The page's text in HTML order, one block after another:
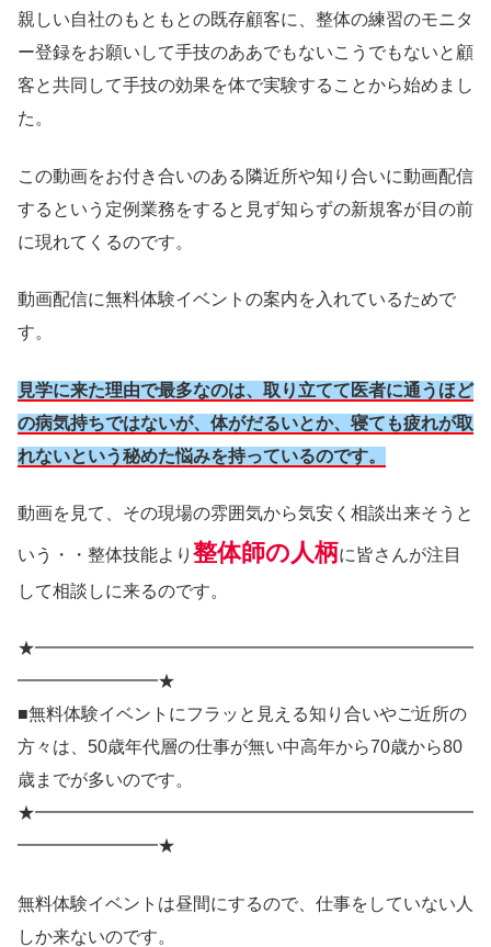
親しい自社のもともとの既存顧客に、整体の練習のモニタ
ー登録をお願いして手技のああでもないこうでもないと顧
客と共同して手技の効果を体で実験することから始めまし
た。
この動画をお付き合いのある隣近所や知り合いに動画配信
するという定例業務をすると見ず知らずの新規客が目の前
に現れてくるのです。
動画配信に無料体験イベントの案内を入れているためで
す。
見学に来た理由で最多なのは、取り立てて医者に通うほど
の病気持ちではないが、体がだるいとか、寝ても疲れが取
れないという秘めた悩みを持っているのです。
動画を見て、その現場の雰囲気から気安く相談出来そうと
いう・・整体技能より 整体師の人柄に皆さんが注目
して相談しに来るのです。
★━━━━━━━━━━━━━━━━━━━━━━━━━
━━━━━━━━★
■無料体験イベントにフラッと見える知り合いやご近所の
方々は、50歳年代層の仕事が無い中高年から70歳から80
歳までが多いのです。
★━━━━━━━━━━━━━━━━━━━━━━━━━
━━━━━━━━★
無料体験イベントは昼間にするので、仕事をしていない人
しか来ないのです。